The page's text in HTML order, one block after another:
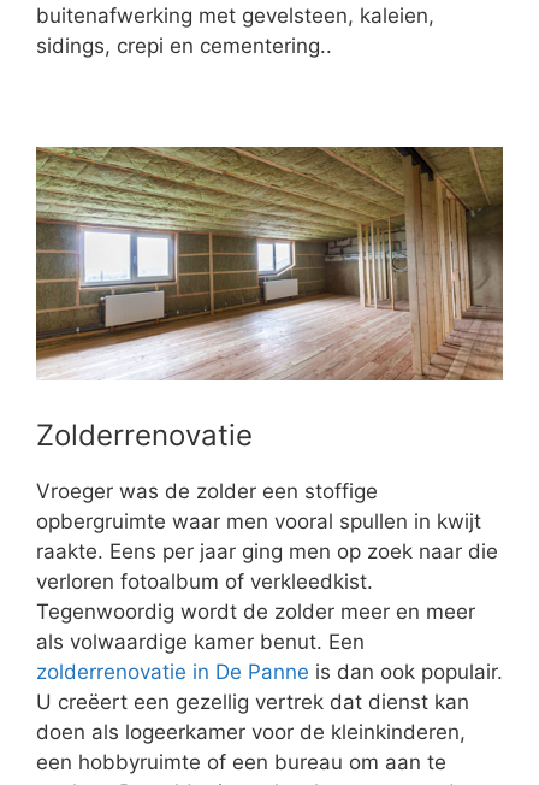
buitenafwerking met gevelsteen, kaleien,
sidings, crepi en cementering..
Zolderrenovatie
Vroeger was de zolder een stoffige
opbergruimte waar men vooral spullen in kwijt
raakte. Eens per jaar ging men op zoek naar die
verloren fotoalbum of verkleedkist.
Tegenwoordig wordt de zolder meer en meer
als volwaardige kamer benut. Een
zolderrenovatie in De Panne is dan ook populair.
U creëert een gezellig vertrek dat dienst kan
doen als logeerkamer voor de kleinkinderen,
een hobbyruimte of een bureau om aan te